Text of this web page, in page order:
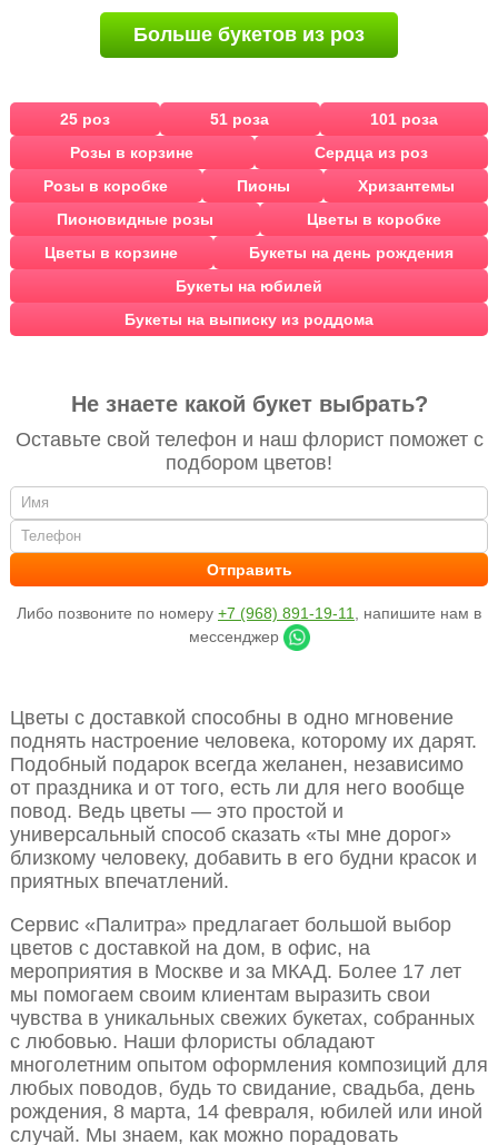
Больше букетов из роз
25 роз 51 роза
101 роза
Розы в корзине
Сердца из роз
Розы в коробке
Пионы
Хризантемы
Пионовидные розы
Цветы в коробке
Цветы в корзине
Букеты на день рождения
Букеты на юбилей
Букеты на выписку из роддома
Не знаете какой букет выбрать?
Оставьте свой телефон и наш флорист поможет с
подбором цветов!
Либо позвоните по номеру +7 (968) 891-19-11
, напишите нам в
мессенджер
Цветы с доставкой способны в одно мгновение
поднять настроение человека, которому их дарят.
Подобный подарок всегда желанен, независимо
от праздника и от того, есть ли для него вообще
повод. Ведь цветы — это простой и
универсальный способ сказать «ты мне дорог»
близкому человеку, добавить в его будни красок и
приятных впечатлений.
Сервис «Палитра» предлагает большой выбор
цветов с доставкой на дом, в офис, на
мероприятия в Москве и за МКАД. Более 17 лет
мы помогаем своим клиентам выразить свои
чувства в уникальных свежих букетах, собранных
с любовью. Наши флористы обладают
многолетним опытом оформления композиций для
любых поводов, будь то свидание, свадьба, день
рождения, 8 марта, 14 февраля, юбилей или иной
случай. Мы знаем, как можно порадовать